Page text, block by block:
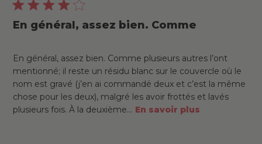
En général, assez bien. Comme
En général, assez bien. Comme plusieurs autres l’ont
mentionné; il reste un résidu blanc sur le couvercle où le
nom est gravé (j’en ai commandé deux et c’est la même
chose pour les deux), malgré les avoir frottés et lavés
plusieurs fois. À la deuxième... En savoir plus